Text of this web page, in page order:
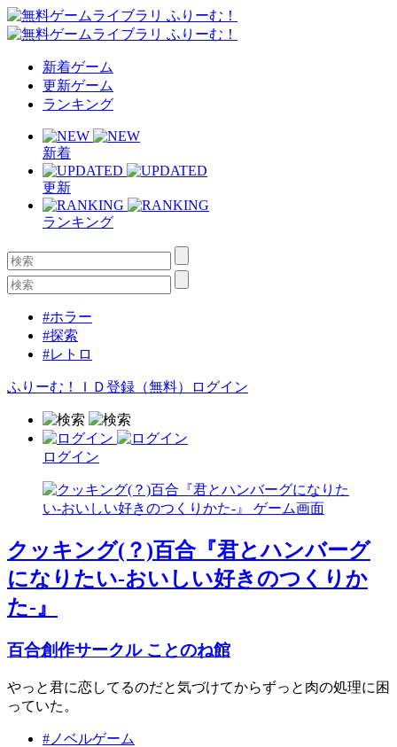
新着ゲーム
更新ゲーム
ランキング
新着
更新
ランキング
#ホラー
#探索
#レトロ
ふりーむ！ＩＤ登録（無料） ログイン
ログイン
クッキング(？)百合『君とハンバーグ
になりたい-おいしい好きのつくりか
た-』
百合創作サークル ことのね館
やっと君に恋してるのだと気づけてからずっと肉の処理に困
っていた。
#ノベルゲーム